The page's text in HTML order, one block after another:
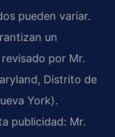
pueden variar.
un
por Mr.
Distrito de
York).
publicidad: Mr.